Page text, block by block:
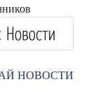
НОВОСТИ